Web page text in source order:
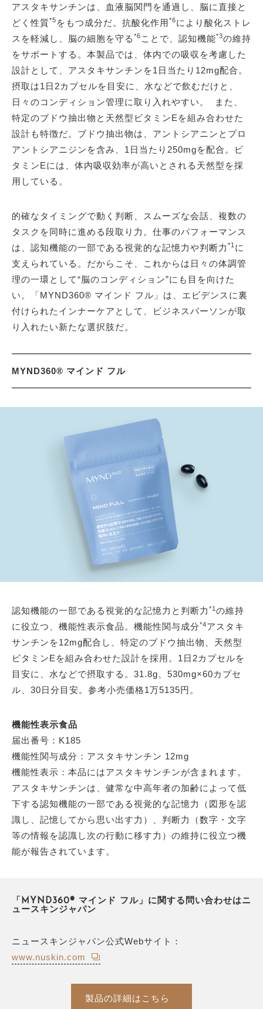
アスタキサンチンは、血液脳関門を通過し、脳に直接と
どく性質*5 をもつ成分だ。抗酸化作用*6により酸化ストレ
スを軽減し、脳の細胞を守る *6 ことで、認知機能*3の維持
をサポートする。本製品では、体内での吸収を考慮した
設計として、アスタキサンチンを1日当たり12mg配合。
摂取は1日2カプセルを目安に、水などで飲むだけと、
日々のコンディション管理に取り入れやすい。 また、
特定のブドウ抽出物と天然型ビタミンEを組み合わせた
設計も特徴だ。ブドウ抽出物は、アントシアニンとプロ
アントシアニジンを含み、1日当たり250mgを配合。ビ
タミンEには、体内吸収効率が高いとされる天然型を採
用している。
的確なタイミングで動く判断、スムーズな会話、複数の
タスクを同時に進める段取り力。仕事のパフォーマンス
は、認知機能の一部である視覚的な記憶力や判断力 *1 に
支えられている。だからこそ、これからは日々の体調管
理の一環として“脳のコンディション”にも目を向けた
い。「MYND360® マインド フル」は、エビデンスに裏
付けられたインナーケアとして、ビジネスパーソンが取
り入れたい新たな選択肢だ。
MYND360® マインド フル
認知機能の一部である視覚的な記憶力と判断力 *1 の維持
に役立つ、機能性表示食品。機能性関与成分*4アスタキ
サンチンを12mg配合し、特定のブドウ抽出物、天然型
ビタミンEを組み合わせた設計を採用。1日2カプセルを
目安に、水などで摂取する。31.8g、530mg×60カプセ
ル、30日分目安。参考小売価格1万5135円。
機能性表示食品
届出番号：K185
機能性関与成分：アスタキサンチン 12mg
機能性表示：本品にはアスタキサンチンが含まれます。
アスタキサンチンは、健常な中高年者の加齢によって低
下する認知機能の一部である視覚的な記憶力（図形を認
識し、記憶してから思い出す力）、判断力（数字・文字
等の情報を認識し次の行動に移す力）の維持に役立つ機
能が報告されています。
「MYND360® マインド フル」に関する問い合わせはニ
ュースキンジャパン
ニュースキンジャパン公式Webサイト：
www.nuskin.com
製品の詳細はこちら